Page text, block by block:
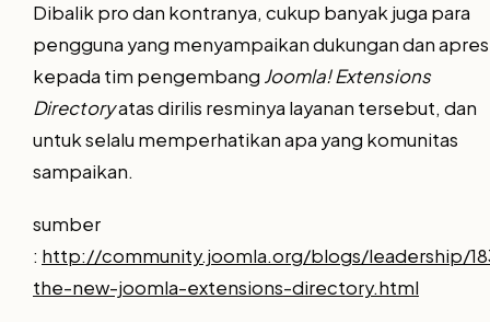
Dibalik pro dan kontranya, cukup banyak juga para
pengguna yang menyampaikan dukungan dan
kepada tim pengembang Joomla! Extensions
Directoryatas dirilis resminya layanan tersebut, dan
untuk selalu memperhatikan apa yang komunitas
sampaikan.
sumber
: http://community.joomla.org/blogs/leadership/
the-new-joomla-extensions-directory.html